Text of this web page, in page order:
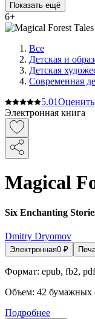
Показать ещё
6+
Все
Детская и
Детская
Современная
5.01Оценить
Электронная книга
Magical
Six Enchanting
Dmitry Dryomov
Электронная0 ₽
Формат: epub, fb2,
Объем: 42 бумажных
Подробнее